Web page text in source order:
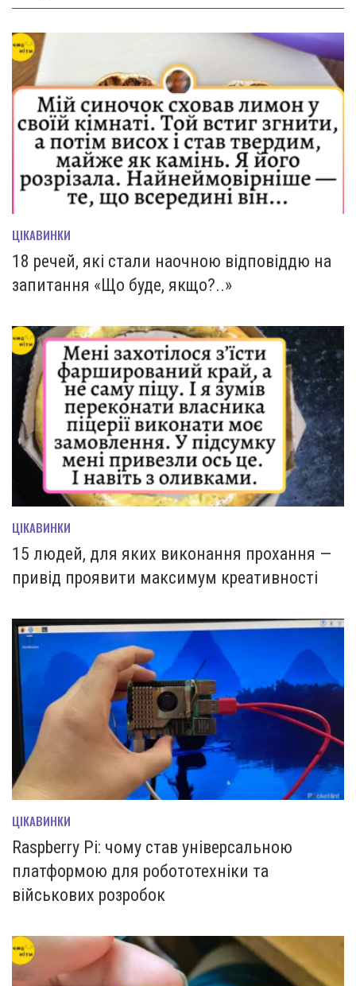
ЦІКАВИНКИ
18 речей, які стали наочною відповіддю на
запитання «Що буде, якщо?..»
ЦІКАВИНКИ
15 людей, для яких виконання прохання —
привід проявити максимум креативності
ЦІКАВИНКИ
Raspberry Pi: чому став універсальною
платформою для робототехніки та
військових розробок